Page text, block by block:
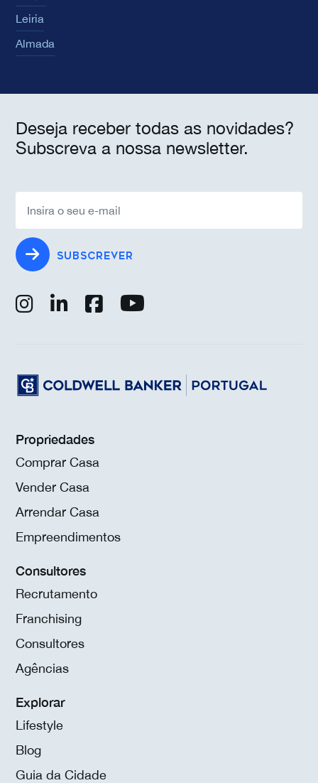
Leiria
Almada
Deseja receber todas as novidades?
Subscreva a nossa newsletter.
SUBSCREVER
Propriedades
Comprar Casa
Vender Casa
Arrendar Casa
Empreendimentos
Consultores
Recrutamento
Franchising
Consultores
Agências
Explorar
Lifestyle
Blog
Guia da Cidade